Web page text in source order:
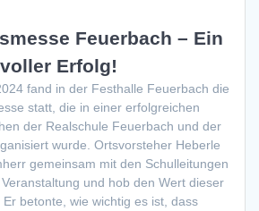
Feuerbach – Ein
voller Erfolg!
fand in der Festhalle Feuerbach die
statt, die in einer erfolgreichen
der Realschule Feuerbach und der
wurde. Ortsvorsteher Heberle
gemeinsam mit den Schulleitungen
und hob den Wert dieser
betonte, wie wichtig es ist, dass